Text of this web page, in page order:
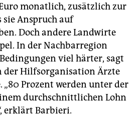
monatlich, zusätzlich zur
sie Anspruch auf
Doch andere Landwirte
In der Nachbarregion
viel härter, sagt
der Hilfsorganisation Ärzte
„80 Prozent werden unter der
durchschnittlichen Lohn
erklärt Barbieri.